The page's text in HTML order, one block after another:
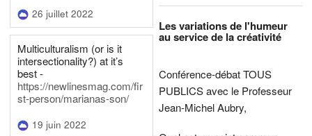
26 juillet 2022
Multiculturalism (or is it
intersectionality?) at it’s
best -
https://newlinesmag.com/fir
st-person/marianas-son/
19 juin 2022
Les variations de l'humeur
au service de la créativité
Conférence-débat TOUS
PUBLICS avec le Professeur
Jean-Michel Aubry,